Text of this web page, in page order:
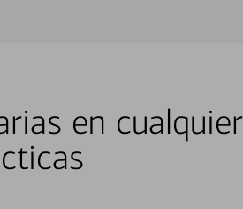
en